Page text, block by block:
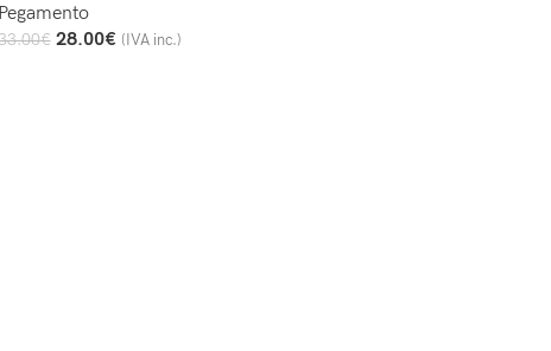
Pegamento
€ 28.00€ (IVA inc.)